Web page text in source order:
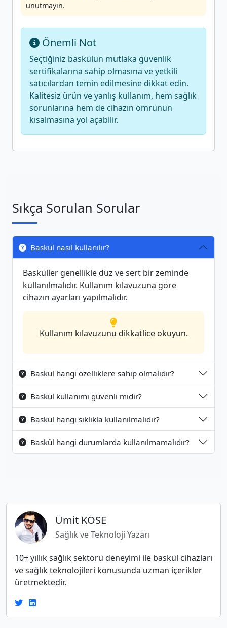
unutmayın.
Önemli Not
Seçtiğiniz baskülün mutlaka güvenlik
sertifikalarına sahip olmasına ve yetkili
satıcılardan temin edilmesine dikkat edin.
Kalitesiz ürün ve yanlış kullanım, hem sağlık
sorunlarına hem de cihazın ömrünün
kısalmasına yol açabilir.
Sıkça Sorulan Sorular
Baskül nasıl kullanılır?
Basküller genellikle düz ve sert bir zeminde
kullanılmalıdır. Kullanım kılavuzuna göre
cihazın ayarları yapılmalıdır.
Kullanım kılavuzunu dikkatlice okuyun.
Baskül hangi özelliklere sahip olmalıdır?
Baskül kullanımı güvenli midir?
Baskül hangi sıklıkla kullanılmalıdır?
Baskül hangi durumlarda kullanılmamalıdır?
Ümit KÖSE
Sağlık ve Teknoloji Yazarı
10+ yıllık sağlık sektörü deneyimi ile baskül cihazları
ve sağlık teknolojileri konusunda uzman içerikler
üretmektedir.